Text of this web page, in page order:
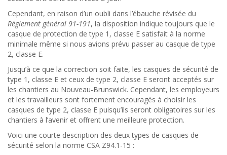
Cependant, en raison d’un oubli dans l’ébauche révisée du
Règlement général 91-191, la disposition indique toujours que le
casque de protection de type 1, classe E satisfait à la norme
minimale même si nous avions prévu passer au casque de type
2, classe E.
Jusqu’à ce que la correction soit faite, les casques de sécurité de
type 1, classe E et ceux de type 2, classe E seront acceptés sur
les chantiers au Nouveau-Brunswick. Cependant, les employeurs
et les travailleurs sont fortement encouragés à choisir les
casques de type 2, classe E puisqu’ils seront obligatoires sur les
chantiers à l’avenir et offrent une meilleure protection.
Voici une courte description des deux types de casques de
sécurité selon la norme CSA Z94.1-15 :